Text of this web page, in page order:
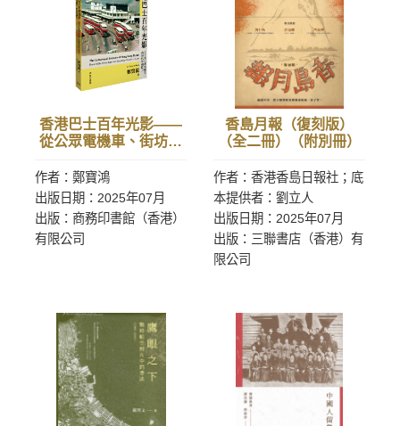
香港巴士百年光影——
從公眾電機車、街坊汽
作者：鄭寶鴻
出版日期：2025年07月
出版：商務印書館（香港）
有限公司
香島月報（復刻版）
（全二冊）（附別冊）
作者：香港香島日報社；底
本提供者：劉立人
出版日期：2025年07月
出版：三聯書店（香港）有
限公司